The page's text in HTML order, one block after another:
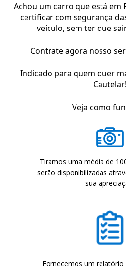
Achou um carro que está em
certificar com segurança
veículo, sem ter que
Contrate agora nosso
Indicado para quem quer
Cautelar!
Veja como
Tiramos uma média de
serão disponibilizadas
sua
Fornecemos um relatório